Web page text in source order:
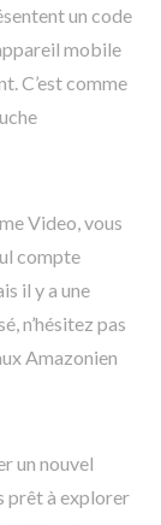
un code
mobile
C’est comme
Video, vous
compte
il y a une
n’hésitez pas
Amazonien
un nouvel
prêt à explorer